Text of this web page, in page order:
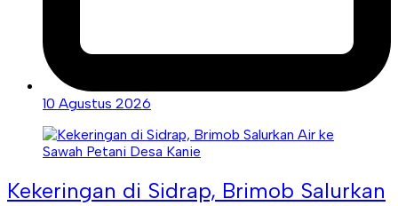
10 Agustus 2026
Kekeringan di Sidrap, Brimob Salurkan